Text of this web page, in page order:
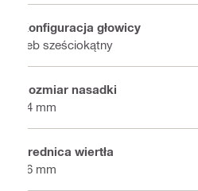
Konfiguracja głowicy
Łeb sześciokątny
Rozmiar nasadki
24 mm
Średnica wiertła
16 mm